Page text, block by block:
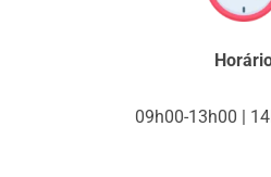
09h00-13h00 |